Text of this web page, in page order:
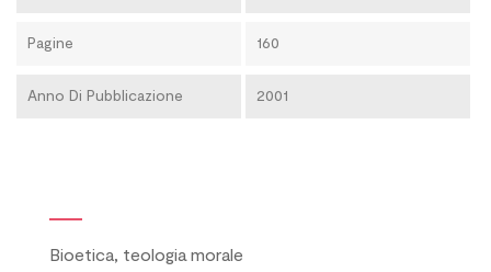
Pagine 160
Anno Di Pubblicazione 2001
Bioetica, teologia morale